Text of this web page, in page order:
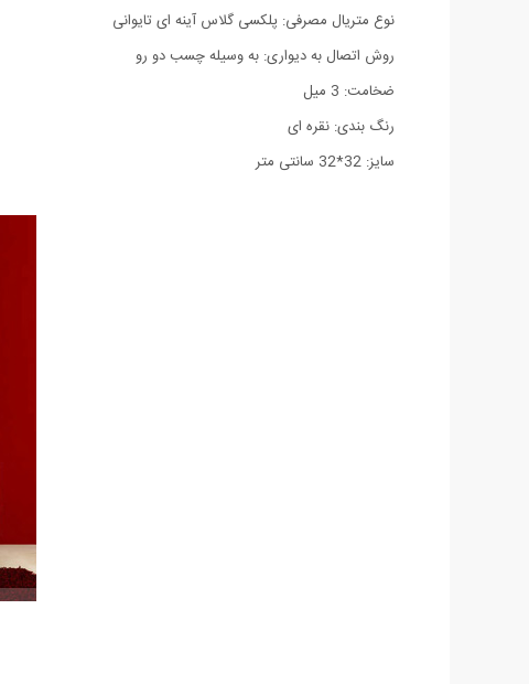
نوع متریال مصرفی: پلکسی گلاس آینه ای تایوانی
روش اتصال به دیواری: به وسیله چسب دو رو
ضخامت: 3 میل
رنگ بندی: نقره ای
سایز: 32*32 سانتی متر